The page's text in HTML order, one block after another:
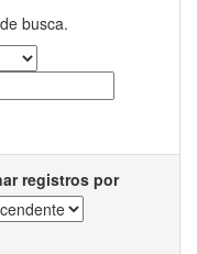
busca.
registros por